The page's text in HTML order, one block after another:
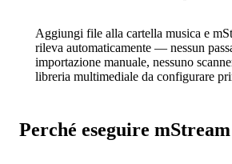
Aggiungi file alla cartella musica e
rileva automaticamente — nessun
importazione manuale, nessuno
libreria multimediale da configurare
Perché eseguire